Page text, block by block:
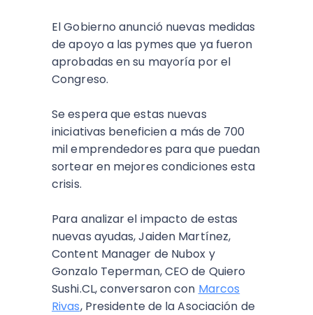
El Gobierno anunció nuevas medidas
de apoyo a las pymes que ya fueron
aprobadas en su mayoría por el
Congreso.
Se espera que estas nuevas
iniciativas beneficien a más de 700
mil emprendedores para que puedan
sortear en mejores condiciones esta
crisis.
Para analizar el impacto de estas
nuevas ayudas, Jaiden Martínez,
Content Manager de Nubox y
Gonzalo Teperman, CEO de Quiero
Sushi.CL, conversaron con Marcos
Rivas, Presidente de la Asociación de